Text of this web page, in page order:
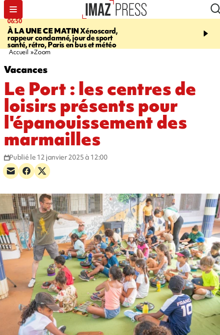
06:50
À LA UNE CE MATINXénoscard,
rappeur condamné, jour de sport
santé, rétro, Paris en bus et météo
08:53
Jour de
2026 - bouger,
Accueil Zoom
Vacances
Le Port : les centres de
loisirs présents pour
l'épanouissement des
marmailles
Publié le 12 janvier 2025 à 12:00